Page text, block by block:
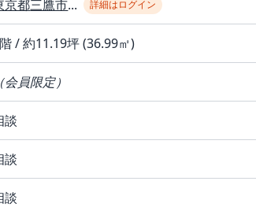
京都三鷹市... 詳細はログイン
/ 約11.19坪 (36.99㎡)
（会員限定）
談
談
談